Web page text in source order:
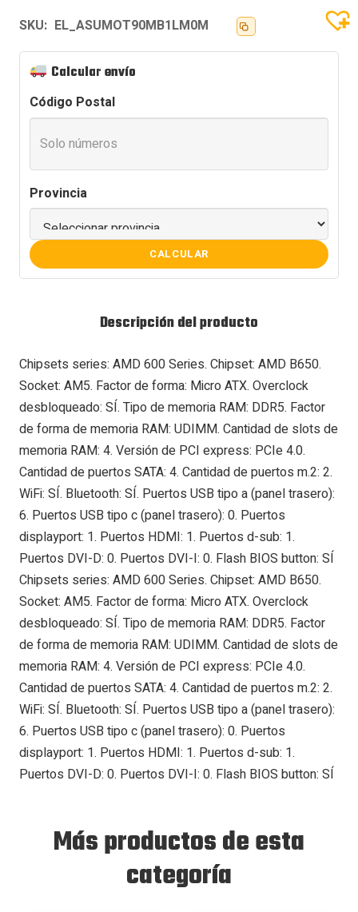
AM5
DDR5
SKU: EL_ASUMOT90MB1LM0M
Calcular envío
Código Postal
Provincia
CALCULAR
Descripción del producto
Chipsets series: AMD 600 Series. Chipset: AMD B650.
Socket: AM5. Factor de forma: Micro ATX. Overclock
desbloqueado: SÍ. Tipo de memoria RAM: DDR5. Factor
de forma de memoria RAM: UDIMM. Cantidad de slots de
memoria RAM: 4. Versión de PCI express: PCIe 4.0.
Cantidad de puertos SATA: 4. Cantidad de puertos m.2: 2.
WiFi: SÍ. Bluetooth: SÍ. Puertos USB tipo a (panel trasero):
6. Puertos USB tipo c (panel trasero): 0. Puertos
displayport: 1. Puertos HDMI: 1. Puertos d-sub: 1.
Puertos DVI-D: 0. Puertos DVI-I: 0. Flash BIOS button: SÍ
Chipsets series: AMD 600 Series. Chipset: AMD B650.
Socket: AM5. Factor de forma: Micro ATX. Overclock
desbloqueado: SÍ. Tipo de memoria RAM: DDR5. Factor
de forma de memoria RAM: UDIMM. Cantidad de slots de
memoria RAM: 4. Versión de PCI express: PCIe 4.0.
Cantidad de puertos SATA: 4. Cantidad de puertos m.2: 2.
WiFi: SÍ. Bluetooth: SÍ. Puertos USB tipo a (panel trasero):
6. Puertos USB tipo c (panel trasero): 0. Puertos
displayport: 1. Puertos HDMI: 1. Puertos d-sub: 1.
Puertos DVI-D: 0. Puertos DVI-I: 0. Flash BIOS button: SÍ
Más productos de esta
categoría